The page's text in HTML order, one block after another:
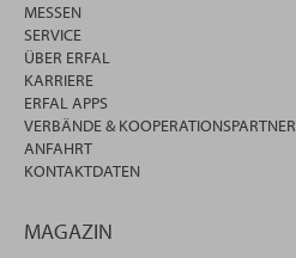
MESSEN
SERVICE
ÜBER ERFAL
KARRIERE
ERFAL APPS
VERBÄNDE & KOOPERATIONSPARTNER
ANFAHRT
KONTAKTDATEN
MAGAZIN